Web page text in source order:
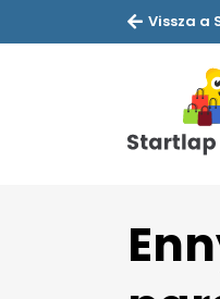
Vissza a